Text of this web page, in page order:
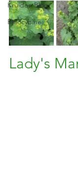
Kruiden Blog
Psilocybine
Lady's